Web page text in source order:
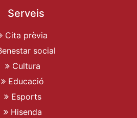
Serveis
Cita prèvia
social
Cultura
Educació
Esports
Hisenda